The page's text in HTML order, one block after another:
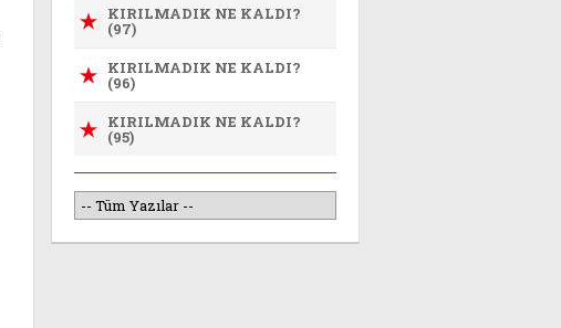
KIRILMADIK NE KALDI?
(97)
KIRILMADIK NE KALDI?
(96)
KIRILMADIK NE KALDI?
(95)